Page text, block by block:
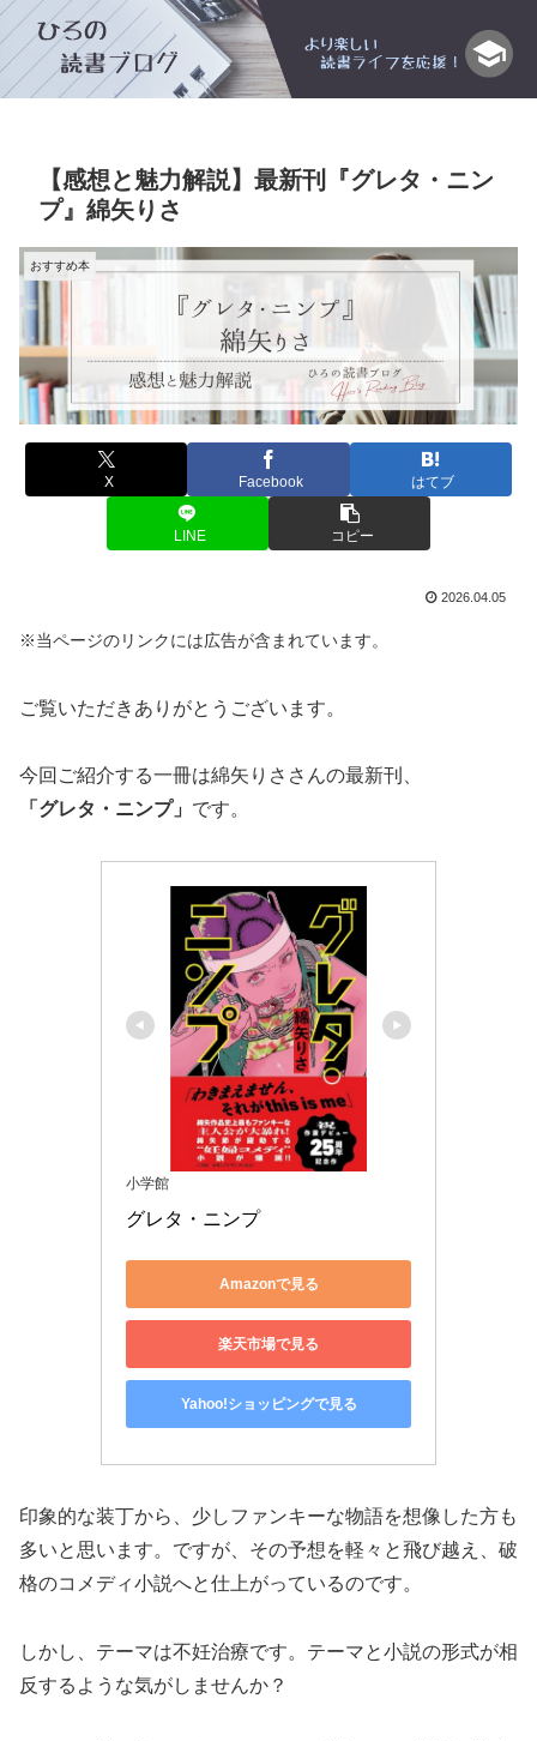
【感想と魅力解説】最新刊『グレタ・ニン
プ』綿矢りさ
おすすめ本
X Facebook はてブ
LINE コピー
2026.04.05
※当ページのリンクには広告が含まれています。
ご覧いただきありがとうございます。
今回ご紹介する一冊は綿矢りささんの最新刊、
「グレタ・ニンプ」 です。
小学館
グレタ・ニンプ
Amazonで見る
楽天市場で見る
Yahoo!ショッピングで見る
印象的な装丁から、少しファンキーな物語を想像した方も
多いと思います。ですが、その予想を軽々と飛び越え、破
格のコメディ小説へと仕上がっているのです。
しかし、テーマは不妊治療です。テーマと小説の形式が相
反するような気がしませんか？